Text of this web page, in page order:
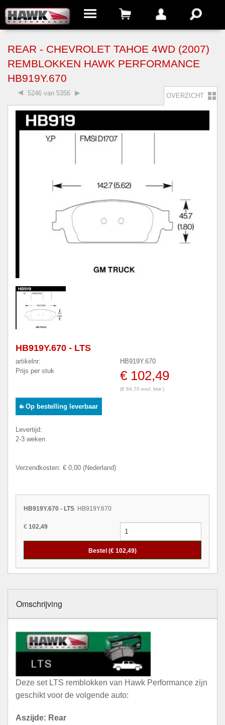
REAR - CHEVROLET TAHOE 4WD (2007)
REMBLOKKEN HAWK PERFORMANCE
HB919Y.670
5246 van 5356 OVERZICHT
HB919Y.670 - LTS
artikelnr:
HB919Y.670
Prijs per stuk
€ 102,49
(€ 84,70 excl. btw )
Op bestelling leverbaar
Levertijd:
2-3 weken
Verzendkosten: € 0,00 (Nederland)
HB919Y.670 - LTS HB919Y.670
€ 102,49
Bestel (€ 102,49)
Omschrijving
Deze set LTS remblokken van Hawk Performance zijn
geschikt voor de volgende auto:
Aszijde: Rear